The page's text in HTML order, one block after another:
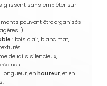
glissent sans empiéter sur
peuvent être organisés
: bois clair, blanc mat,
de rails silencieux,
longueur, en hauteur, et en